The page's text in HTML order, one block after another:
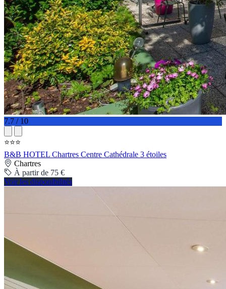
7.7 / 10
⭐⭐⭐
B&B HOTEL Chartres Centre Cathédrale 3 étoiles
Chartres
À partir de 75 €
Voir les disponibilités